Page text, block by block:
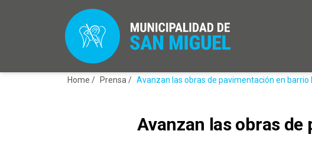
Home / Prensa / Avanzan las obras de pavimentación en barrio
Avanzan las obras